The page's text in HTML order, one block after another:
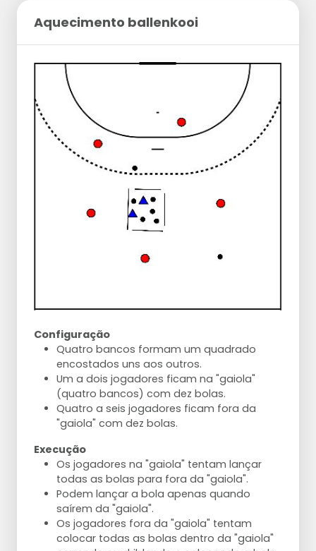
Aquecimento ballenkooi
Configuração
Quatro bancos formam um quadrado
encostados uns aos outros.
Um a dois jogadores ficam na "gaiola"
(quatro bancos) com dez bolas.
Quatro a seis jogadores ficam fora da
"gaiola" com dez bolas.
Execução
Os jogadores na "gaiola" tentam lançar
todas as bolas para fora da "gaiola".
Podem lançar a bola apenas quando
saírem da "gaiola".
Os jogadores fora da "gaiola" tentam
colocar todas as bolas dentro da "gaiola"